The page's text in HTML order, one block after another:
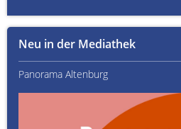
Neu in der Mediathek
Panorama Altenburg